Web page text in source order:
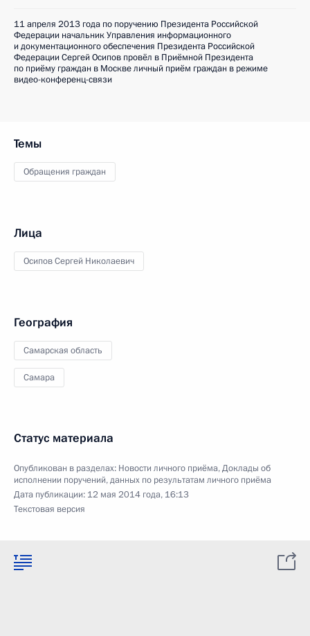
11 апреля 2013 года по поручению Президента Российской
Федерации начальник Управления информационного
и документационного обеспечения Президента Российской
Федерации Сергей Осипов провёл в Приёмной Президента
по приёму граждан в Москве личный приём граждан в режиме
видео-конференц-связи
Темы
Обращения граждан
Лица
Осипов Сергей Николаевич
География
Самарская область
Самара
Статус материала
Опубликован в разделах: Новости личного приёма,Доклады об
исполнении поручений, данных по результатам личного приёма
Дата публикации: 12 мая 2014 года, 16:13
Текстовая версия